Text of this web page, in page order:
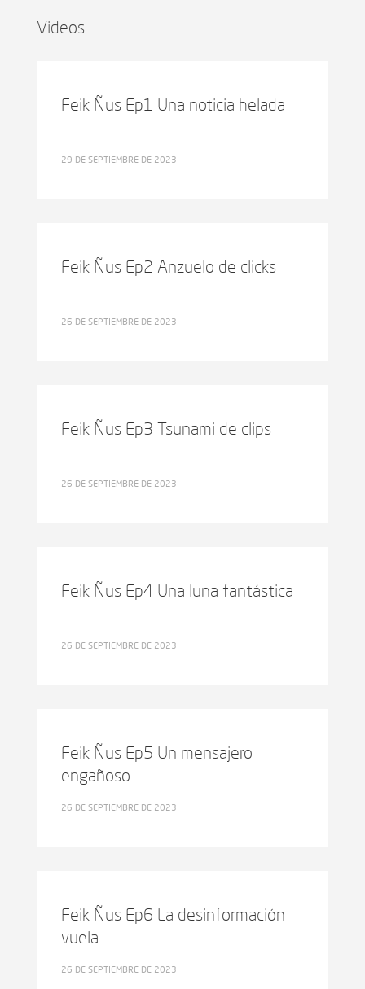
Videos
Feik Ñus Ep1 Una noticia helada
29 DE SEPTIEMBRE DE 2023
Feik Ñus Ep2 Anzuelo de clicks
26 DE SEPTIEMBRE DE 2023
Feik Ñus Ep3 Tsunami de clips
26 DE SEPTIEMBRE DE 2023
Feik Ñus Ep4 Una luna fantástica
26 DE SEPTIEMBRE DE 2023
Feik Ñus Ep5 Un mensajero
engañoso
26 DE SEPTIEMBRE DE 2023
Feik Ñus Ep6 La desinformación
vuela
26 DE SEPTIEMBRE DE 2023